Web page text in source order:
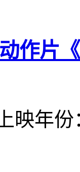
作片
上映年